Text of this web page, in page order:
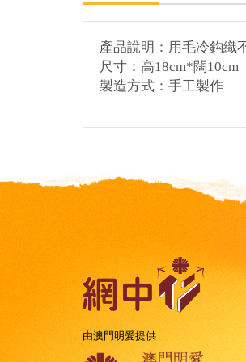
產品說明：用毛冷鈎織
尺寸：高18cm*闊10cm
製造方式：手工製作
由澳門明愛提供